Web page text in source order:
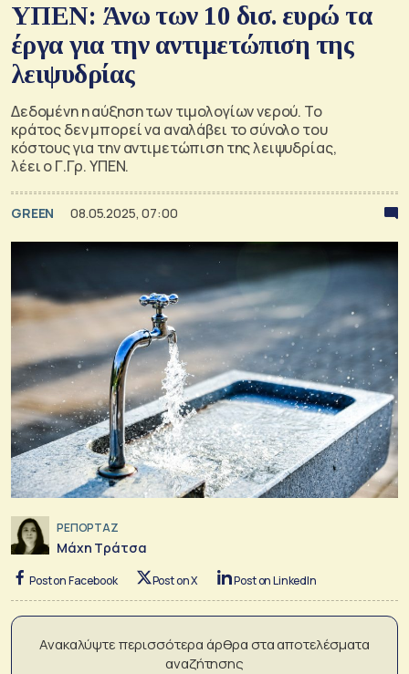
ΥΠΕΝ: Άνω των 10 δισ. ευρώ τα
έργα για την αντιμετώπιση της
λειψυδρίας
Δεδομένη η αύξηση των τιμολογίων νερού. Το
κράτος δεν μπορεί να αναλάβει το σύνολο του
κόστους για την αντιμετώπιση της λειψυδρίας,
λέει ο Γ.Γρ. ΥΠΕΝ.
GREEN 08.05.2025, 07:00
ΡΕΠΟΡΤΑΖ
Μάχη Τράτσα
Post on Facebook Post on X Post on LinkedIn
Ανακαλύψτε περισσότερα άρθρα στα αποτελέσματα
αναζήτησης